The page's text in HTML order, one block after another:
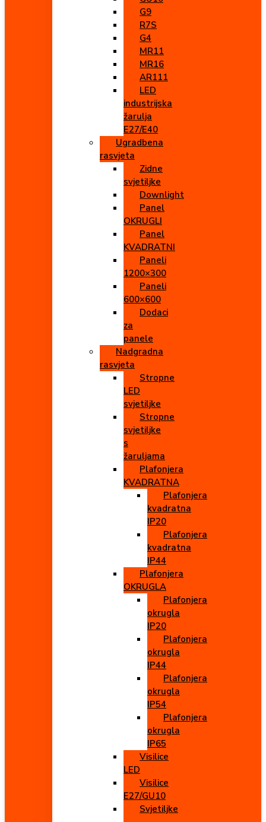
G9
R7S
G4
MR11
MR16
AR111
LED
industrijska
žarulja
E27/E40
Ugradbena
rasvjeta
Zidne
svjetiljke
Downlight
Panel
OKRUGLI
Panel
KVADRATNI
Paneli
1200×300
Paneli
600×600
Dodaci
za
panele
Nadgradna
rasvjeta
Stropne
LED
svjetiljke
Stropne
svjetiljke
s
žaruljama
Plafonjera
KVADRATNA
Plafonjera
kvadratna
IP20
Plafonjera
kvadratna
IP44
Plafonjera
OKRUGLA
Plafonjera
okrugla
IP20
Plafonjera
okrugla
IP44
Plafonjera
okrugla
IP54
Plafonjera
okrugla
IP65
Visilice
LED
Visilice
E27/GU10
Svjetiljke